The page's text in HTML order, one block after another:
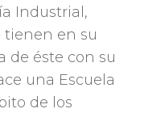
Industrial,
tienen en su
de éste con su
una Escuela
de los